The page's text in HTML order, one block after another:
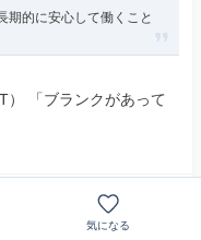
期的に安心して働くこと
） 「ブランクがあって
気になる
気になる